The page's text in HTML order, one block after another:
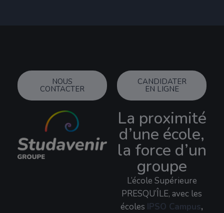
NOUS
CONTACTER
CANDIDATER
EN LIGNE
La proximité
d’une école,
la force d’un
groupe
L’école Supérieure
PRESQU’ÎLE, avec les
écoles IPSO Campus,